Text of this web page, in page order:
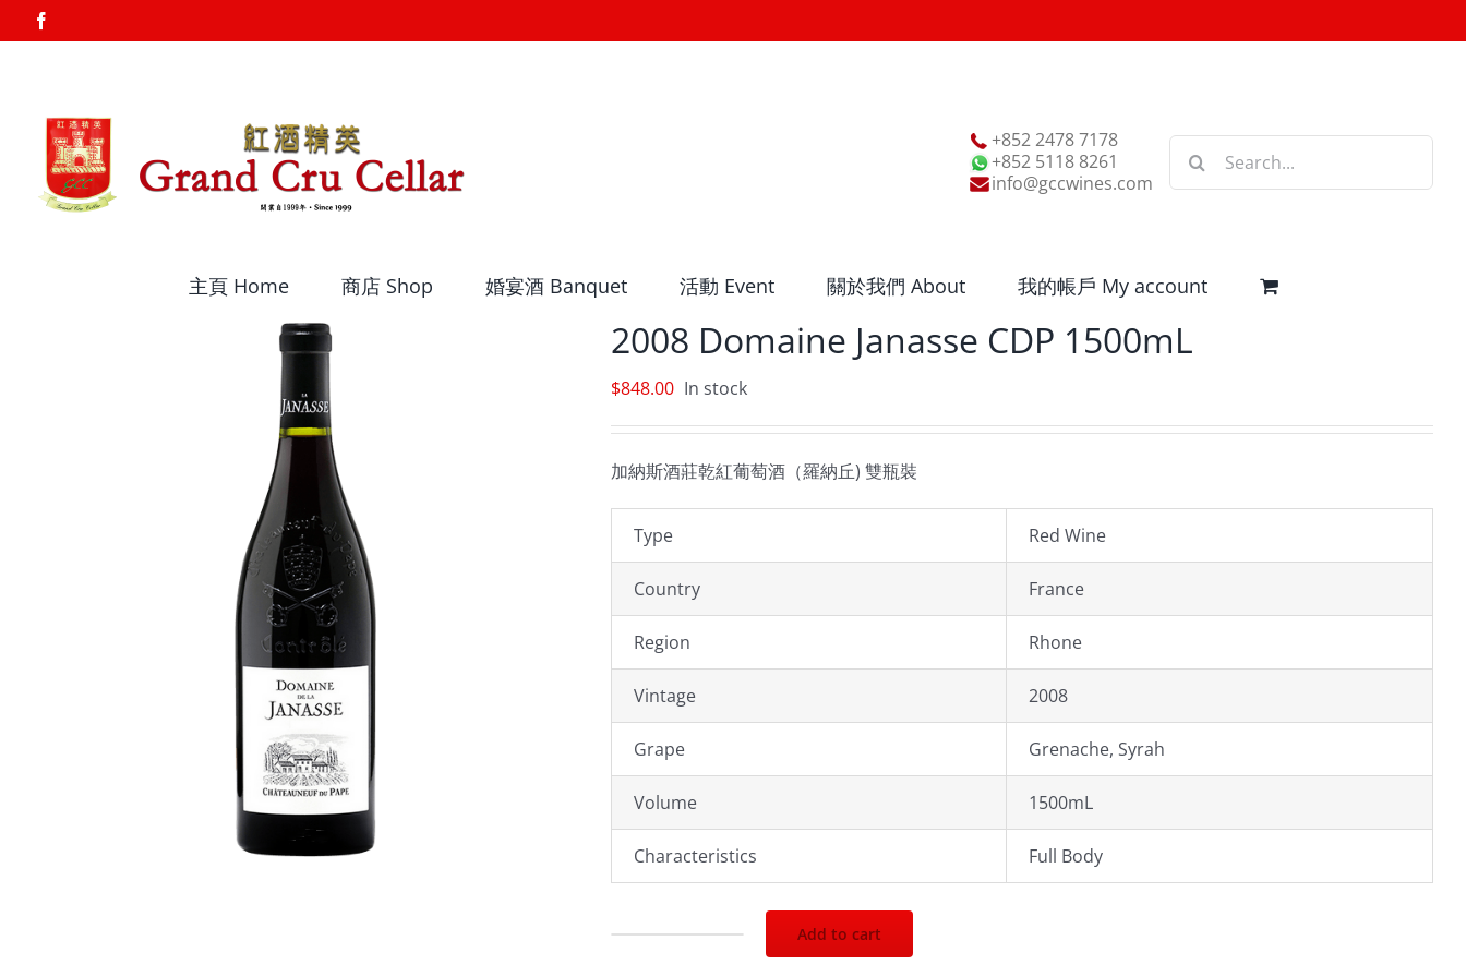
to
+852 2478 7178
+852 5118 8261
info@gccwines.com
Search
主頁 Home 商店 Shop 婚宴酒 Banquet 活動 Event 關於我們 About 我的帳戶 My account
2008 Domaine Janasse CDP 1500mL
$848.00 In stock
加納斯酒莊乾紅葡萄酒（羅納丘) 雙瓶裝
Type Red Wine
Country France
Region Rhone
Vintage 2008
Grape Grenache, Syrah
Volume 1500mL
Characteristics Full Body
Add to cart